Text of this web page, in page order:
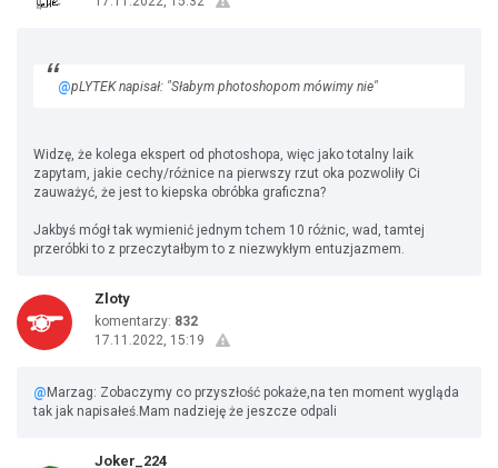
@pLYTEK napisał: "Słabym photoshopom mówimy nie"
Widzę, że kolega ekspert od photoshopa, więc jako totalny laik
zapytam, jakie cechy/różnice na pierwszy rzut oka pozwoliły Ci
zauważyć, że jest to kiepska obróbka graficzna?
Jakbyś mógł tak wymienić jednym tchem 10 różnic, wad, tamtej
przeróbki to z przeczytałbym to z niezwykłym entuzjazmem.
Zloty
komentarzy: 832
17.11.2022, 15:19
@ Marzag: Zobaczymy co przyszłość pokaże,na ten moment wygląda
tak jak napisałeś.Mam nadzieję że jeszcze odpali
Joker_224